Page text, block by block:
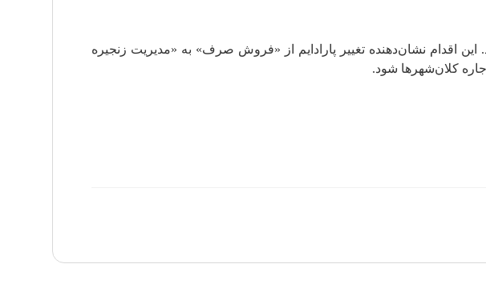
اقدام نشان‌دهنده تغییر پارادایم از «فروش صرف» به «مدیریت زنجیره
کلان‌شهرها شود.